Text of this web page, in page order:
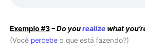
Exemplo #3 –Do yourealize what
(Você percebe o que está fazendo?)